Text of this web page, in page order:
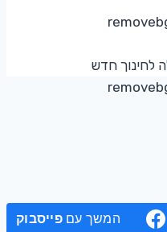
המשך עםפייסבוק